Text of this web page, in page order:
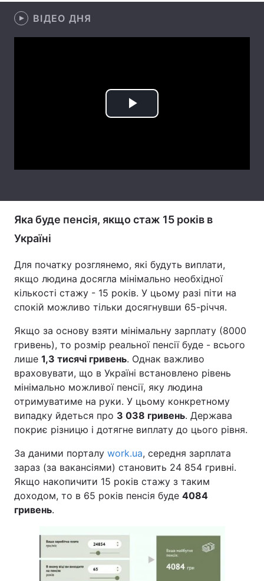
Екологія
Тема оформлення
ВІДЕО ДНЯ
Play
Яка буде пенсія, якщо стаж 15 років в
Україні
Для початку розглянемо, які будуть виплати,
якщо людина досягла мінімально необхідної
кількості стажу - 15 років. У цьому разі піти на
спокій можливо тільки досягнувши 65-річчя.
Якщо за основу взяти мінімальну зарплату (8000
гривень), то розмір реальної пенсії буде - всього
лише 1,3 тисячі гривень. Однак важливо
враховувати, що в Україні встановлено рівень
мінімально можливої пенсії, яку людина
отримуватиме на руки. У цьому конкретному
випадку йдеться про 3 038 гривень. Держава
покриє різницю і дотягне виплату до цього рівня.
За даними порталу work.ua, середня зарплата
зараз (за вакансіями) становить 24 854 гривні.
Якщо накопичити 15 років стажу з таким
доходом, то в 65 років пенсія буде 4084
гривень.